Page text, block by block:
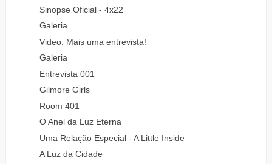
Sinopse Oficial - 4x22
Galeria
Video: Mais uma entrevista!
Galeria
Entrevista 001
Gilmore Girls
Room 401
O Anel da Luz Eterna
Uma Relação Especial - A Little Inside
A Luz da Cidade